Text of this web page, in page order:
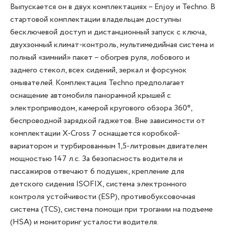
Выпускается он в двух комплектациях – Enjoy и Techno. В
стартовой комплектации владельцам доступны
бесключевой доступ и дистанционный запуск с ключа,
двухзонный климат-контроль, мультимедийная система и
полный «зимний» пакет – обогрев руля, лобового и
заднего стекол, всех сидений, зеркал и форсунок
омывателей. Комплектация Techno предполагает
оснащение автомобиля панорамной крышей с
электроприводом, камерой кругового обзора 360°,
беспроводной зарядкой гаджетов. Вне зависимости от
комплектации X-Cross 7 оснащается коробкой-
вариатором и турбированным 1,5-литровым двигателем
мощностью 147 л.с. За безопасность водителя и
пассажиров отвечают 6 подушек, крепление для
детского сидения ISOFIX, система электронного
контроля устойчивости (ESP), противобуксовочная
система (TCS), система помощи при трогании на подъеме
(HSA) и мониторинг усталости водителя.